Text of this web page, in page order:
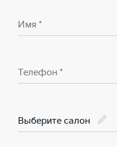
Имя *
Телефон *
Выберите салон